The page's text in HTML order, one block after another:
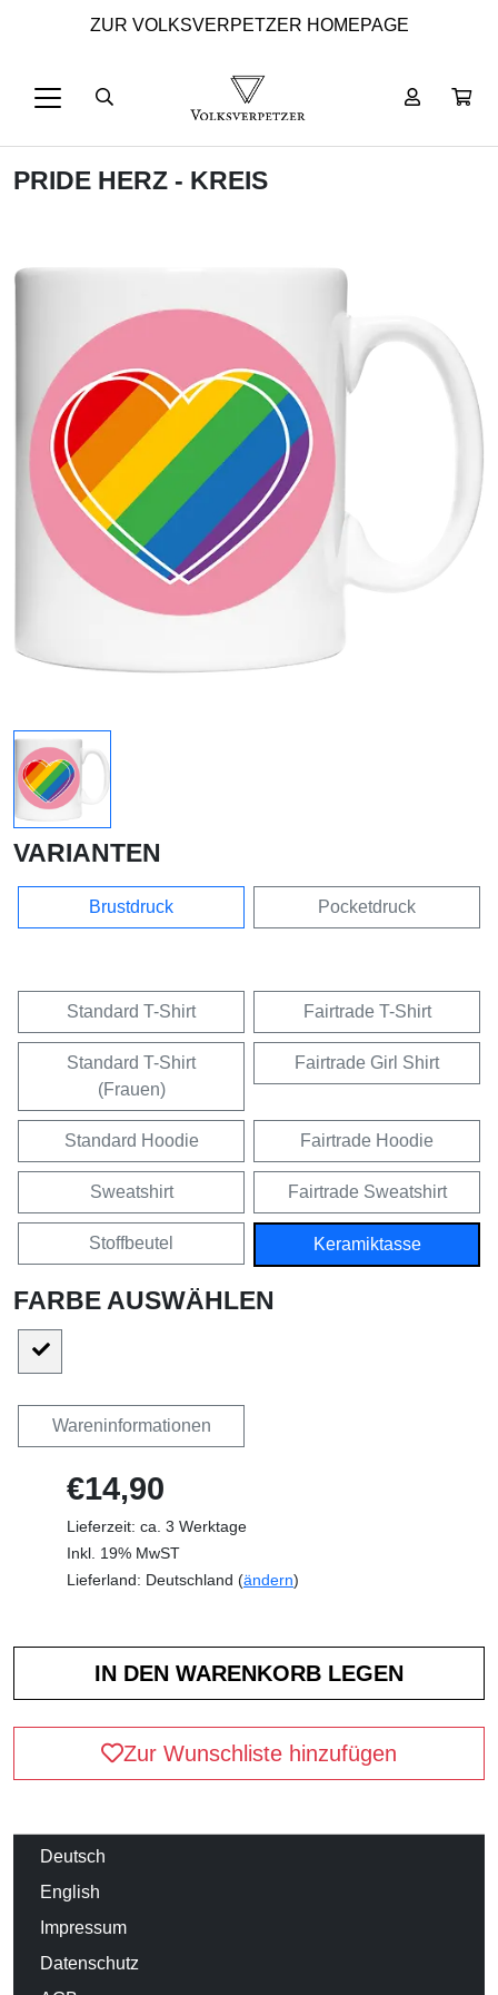
ZUR VOLKSVERPETZER HOMEPAGE
PRIDE HERZ - KREIS
VARIANTEN
Brustdruck Pocketdruck
Standard T-Shirt Fairtrade T-Shirt
Standard T-Shirt
(Frauen)
Fairtrade Girl Shirt
Standard Hoodie Fairtrade Hoodie
Sweatshirt Fairtrade Sweatshirt
Stoffbeutel Keramiktasse
FARBE AUSWÄHLEN
Wareninformationen
€14,90
Lieferzeit: ca. 3 Werktage
Inkl. 19% MwST
Lieferland: Deutschland (ändern)
Zur Wunschliste hinzufügen
Deutsch
English
Impressum
Datenschutz